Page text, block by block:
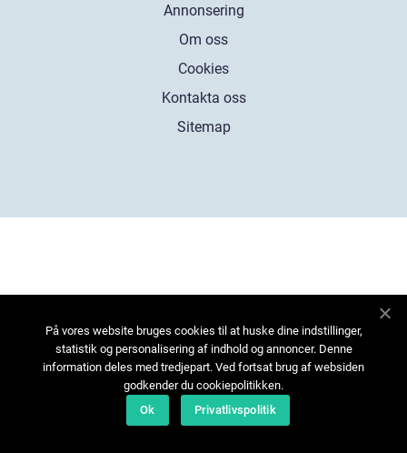
Annonsering
Om oss
Cookies
Kontakta oss
Sitemap
På vores website bruges cookies til at huske dine indstillinger,
statistik og personalisering af indhold og annoncer. Denne
information deles med tredjepart. Ved fortsat brug af websiden
godkender du cookiepolitikken.
Ok
Privatlivspolitik